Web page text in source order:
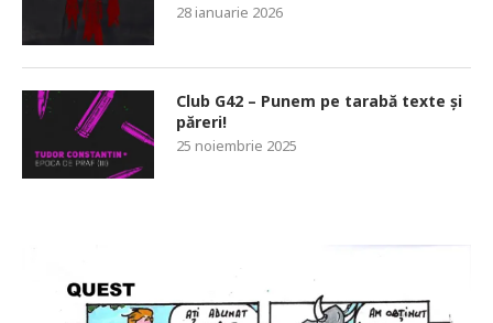
28 ianuarie 2026
Club G42 – Punem pe tarabă texte și
păreri!
25 noiembrie 2025